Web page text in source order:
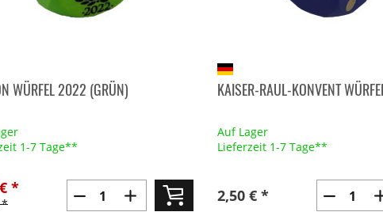
WÜRFEL 2022 (GRÜN)
1-7 Tage**
*
*
KAISER-RAUL-KONVENT
Auf Lager
Lieferzeit 1-7 Tage**
2,50 € *